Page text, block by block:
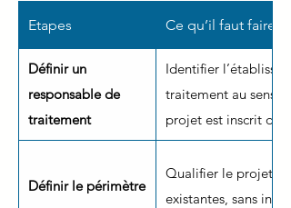
Etapes Ce qu’il faut faire /
Définir un
responsable de
traitement
Identifier
traitement au sens
projet est inscrit
Définir le périmètre
Qualifier le projet en
existantes, sans